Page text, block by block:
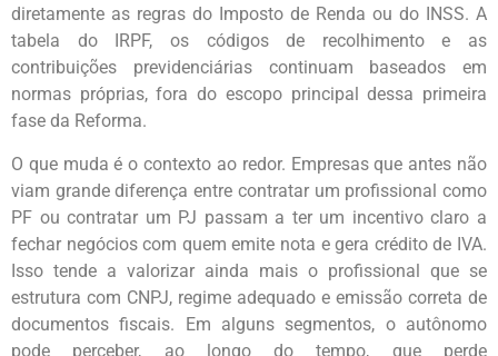
diretamente as regras do Imposto de Renda ou do INSS. A
tabela do IRPF, os códigos de recolhimento e as
contribuições previdenciárias continuam baseados em
normas próprias, fora do escopo principal dessa primeira
fase da Reforma.
O que muda é o contexto ao redor. Empresas que antes não
viam grande diferença entre contratar um profissional como
PF ou contratar um PJ passam a ter um incentivo claro a
fechar negócios com quem emite nota e gera crédito de IVA.
Isso tende a valorizar ainda mais o profissional que se
estrutura com CNPJ, regime adequado e emissão correta de
documentos fiscais. Em alguns segmentos, o autônomo
pode perceber, ao longo do tempo, que perde